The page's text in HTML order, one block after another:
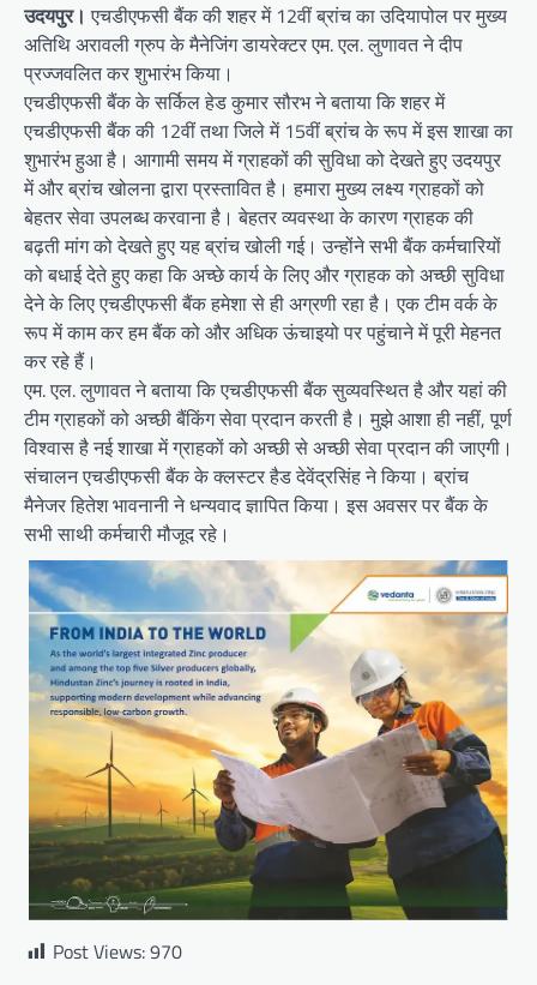
उदयपुर। एचडीएफसी बैंक की शहर में 12वीं ब्रांच का उदियापोल पर मुख्य
अतिथि अरावली ग्रुप के मैनेजिंग डायरेक्टर एम. एल. लुणावत ने दीप
प्रज्जवलित कर शुभारंभ किया।
एचडीएफसी बैंक के सर्किल हेड कुमार सौरभ ने बताया कि शहर में
एचडीएफसी बैंक की 12वीं तथा जिले में 15वीं ब्रांच के रूप में इस शाखा का
शुभारंभ हुआ है। आगामी समय में ग्राहकों की सुविधा को देखते हुए उदयपुर
में और ब्रांच खोलना द्वारा प्रस्तावित है। हमारा मुख्य लक्ष्य ग्राहकों को
बेहतर सेवा उपलब्ध करवाना है। बेहतर व्यवस्था के कारण ग्राहक की
बढ़ती मांग को देखते हुए यह ब्रांच खोली गई। उन्होंने सभी बैंक कर्मचारियों
को बधाई देते हुए कहा कि अच्छे कार्य के लिए और ग्राहक को अच्छी सुविधा
देने के लिए एचडीएफसी बैंक हमेशा से ही अग्रणी रहा है। एक टीम वर्क के
रूप में काम कर हम बैंक को और अधिक ऊंचाइयो पर पहुंचाने में पूरी मेहनत
कर रहे हैं।
एम. एल. लुणावत ने बताया कि एचडीएफसी बैंक सुव्यवस्थित है और यहां की
टीम ग्राहकों को अच्छी बैंकिंग सेवा प्रदान करती है। मुझे आशा ही नहीं, पूर्ण
विश्वास है नई शाखा में ग्राहकों को अच्छी से अच्छी सेवा प्रदान की जाएगी।
संचालन एचडीएफसी बैंक के क्लस्टर हैड देवेंद्रसिंह ने किया। ब्रांच
मैनेजर हितेश भावनानी ने धन्यवाद ज्ञापित किया। इस अवसर पर बैंक के
सभी साथी कर्मचारी मौजूद रहे।
Post Views:970